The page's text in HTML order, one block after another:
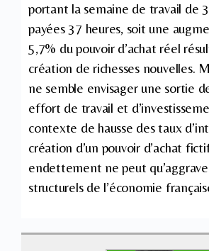
portant la semaine de travail de
payées 37 heures, soit une
5,7% du pouvoir d’achat réel
création de richesses nouvelles.
ne semble envisager une sortie
effort de travail et
contexte de hausse des taux
création d’un pouvoir d’achat
endettement ne peut
structurels de l’économie